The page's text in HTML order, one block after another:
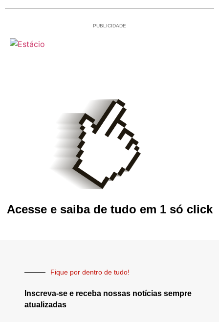
PUBLICIDADE
Acesse e saiba de tudo em 1 só click
Fique por dentro de tudo!
Inscreva-se e receba nossas notícias sempre
atualizadas